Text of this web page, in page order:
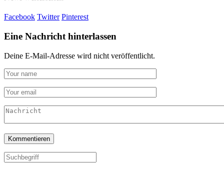
Facebook Twitter Pinterest
Eine Nachricht hinterlassen
Deine E-Mail-Adresse wird nicht veröffentlicht.